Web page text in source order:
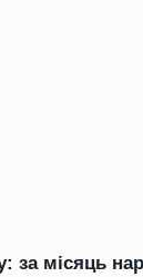
за місяць